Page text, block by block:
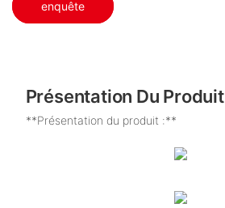
enquête
Présentation Du Produit
**Présentation du produit :**